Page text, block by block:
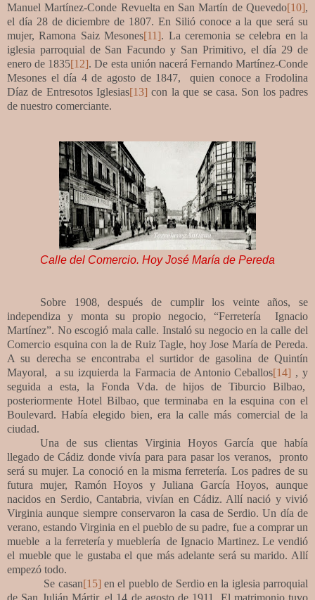
Manuel Martínez-Conde Revuelta en San Martín de Quevedo[10],
el día 28 de diciembre de 1807. En Silió conoce a la que será su
mujer, Ramona Saiz Mesones[11]. La ceremonia se celebra en la
iglesia parroquial de San Facundo y San Primitivo, el día 29 de
enero de 1835[12]. De esta unión nacerá Fernando Martínez-Conde
Mesones el día 4 de agosto de 1847, quien conoce a Frodolina
Díaz de Entresotos Iglesias[13] con la que se casa. Son los padres
de nuestro comerciante.
Calle del Comercio. Hoy José María de Pereda
Sobre 1908, después de cumplir los veinte años, se
independiza y monta su propio negocio, “Ferretería
Ignacio
Martínez”. No escogió mala calle. Instaló su negocio en la calle del
Comercio esquina con la de Ruiz Tagle, hoy Jose María de Pereda.
A su derecha se encontraba el surtidor de gasolina de Quintín
Mayoral,
a su izquierda la Farmacia de Antonio Ceballos[14] , y
seguida a esta, la Fonda Vda. de hijos de Tiburcio Bilbao,
posteriormente Hotel Bilbao, que terminaba en la esquina con el
Boulevard. Había elegido bien, era la calle más comercial de la
ciudad.
Una de sus clientas Virginia Hoyos García que había
llegado de Cádiz donde vivía para para pasar los veranos, pronto
será su mujer. La conoció en la misma ferretería. Los padres de su
futura mujer, Ramón Hoyos y Juliana García Hoyos, aunque
nacidos en Serdio, Cantabria, vivían en Cádiz. Allí nació y vivió
Virginia aunque siempre conservaron la casa de Serdio. Un día de
verano, estando Virginia en el pueblo de su padre, fue a comprar un
mueble a la ferretería y mueblería de Ignacio Martinez. Le vendió
el mueble que le gustaba el que más adelante será su marido. Allí
empezó todo.
Se casan[15] en el pueblo de Serdio en la iglesia parroquial
de San Julián Mártir, el 14 de agosto de 1911. El matrimonio tuvo